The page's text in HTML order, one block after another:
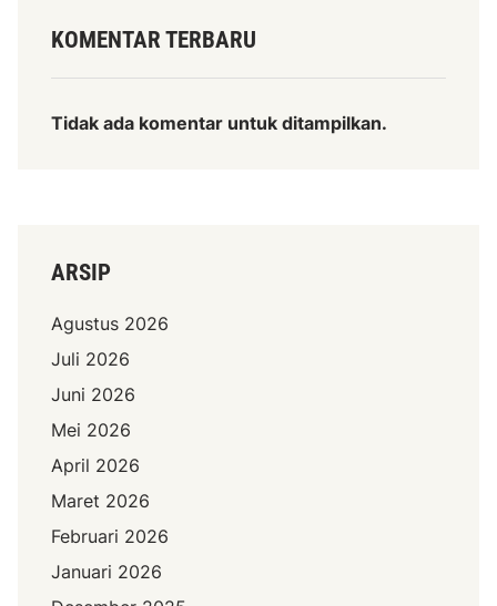
KOMENTAR TERBARU
Tidak ada komentar untuk ditampilkan.
ARSIP
Agustus 2026
Juli 2026
Juni 2026
Mei 2026
April 2026
Maret 2026
Februari 2026
Januari 2026